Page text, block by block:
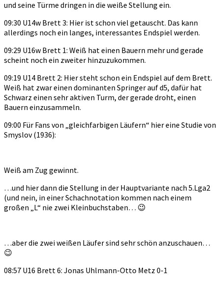
und seine Türme dringen in die weiße Stellung ein.
09:30 U14w Brett 3: Hier ist schon viel getauscht. Das kann
allerdings noch ein langes, interessantes Endspiel werden.
09:29 U16w Brett 1: Weiß hat einen Bauern mehr und gerade
scheint noch ein zweiter hinzuzukommen.
09:19 U14 Brett 2: Hier steht schon ein Endspiel auf dem Brett.
Weiß hat zwar einen dominanten Springer auf d5, dafür hat
Schwarz einen sehr aktiven Turm, der gerade droht, einen
Bauern einzusammeln.
09:00 Für Fans von „gleichfarbigen Läufern“ hier eine Studie von
Smyslov (1936):
Weiß am Zug gewinnt.
…und hier dann die Stellung in der Hauptvariante nach 5.Lga2
(und nein, in einer Schachnotation kommen nach einem
großen „L“ nie zwei Kleinbuchstaben… 😉
…aber die zwei weißen Läufer sind sehr schön anzuschauen…
😉
08:57 U16 Brett 6: Jonas Uhlmann-Otto Metz 0-1